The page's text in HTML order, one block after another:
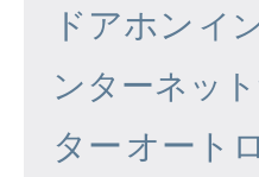
ドアホン イ
ンターネッ
ター オート